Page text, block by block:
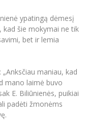
ypatingą dėmesį
kad šie mokymai ne tik
bet ir lemia
maniau, kad
mano laimė buvo
E. Biliūnienės, puikiai
padėti žmonėms